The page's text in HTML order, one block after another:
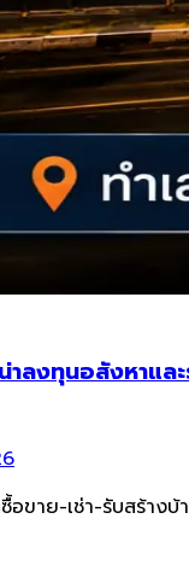
ลงทุนอสังหาแล
ซื้อขาย-เช่า-รับสร้าง